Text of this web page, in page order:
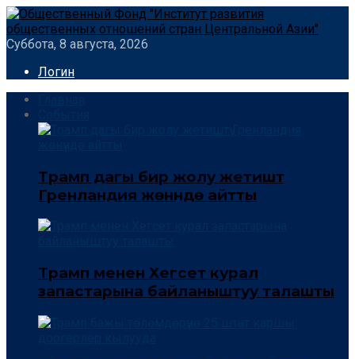
Суббота, 8 августа, 2026
Логин
Трамп дагы бир жолу жетиштүү
Гренландия жөнүндө айтты
Трамп менен Хегсет курал
запастарына байланыштуу талашты